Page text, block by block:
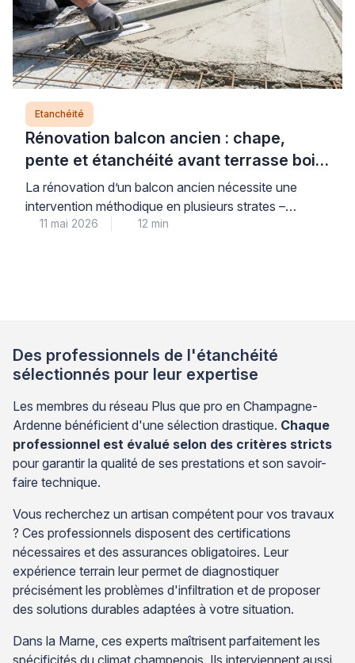
Etanchéité
Rénovation balcon ancien : chape,
pente et étanchéité avant terrasse bois
sur plots
La rénovation d’un balcon ancien nécessite une
intervention méthodique en plusieurs strates –
diagnostic du support, création d’une pente
11 mai 2026 12 min
Des professionnels de l'étanchéité
sélectionnés pour leur expertise
Les membres du réseau Plus que pro en Champagne-
Ardenne bénéficient d'une sélection drastique. Chaque
professionnel est évalué selon des critères stricts
pour garantir la qualité de ses prestations et son savoir-
faire technique.
Vous recherchez un artisan compétent pour vos travaux
? Ces professionnels disposent des certifications
nécessaires et des assurances obligatoires. Leur
expérience terrain leur permet de diagnostiquer
précisément les problèmes d'infiltration et de proposer
des solutions durables adaptées à votre situation.
Dans la Marne, ces experts maîtrisent parfaitement les
spécificités du climat champenois. Ils interviennent aussi